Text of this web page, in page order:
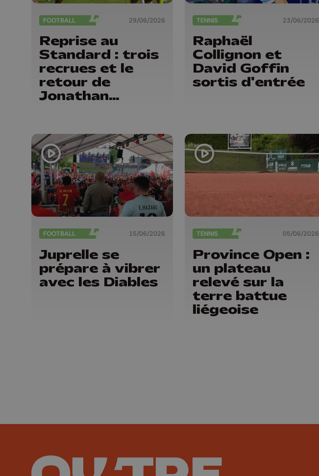
FOOTBALL 29/06/2026
Reprise au
Standard : trois
recrues et le
retour de
Jonathan
TENNIS 23/06/2026
Raphaël
Collignon et
David Goffin
sortis d'entrée
FOOTBALL 15/06/2026
Juprelle se
prépare à vibrer
avec les Diables
TENNIS 05/06/2026
Province Open :
un plateau
relevé sur la
terre battue
liégeoise